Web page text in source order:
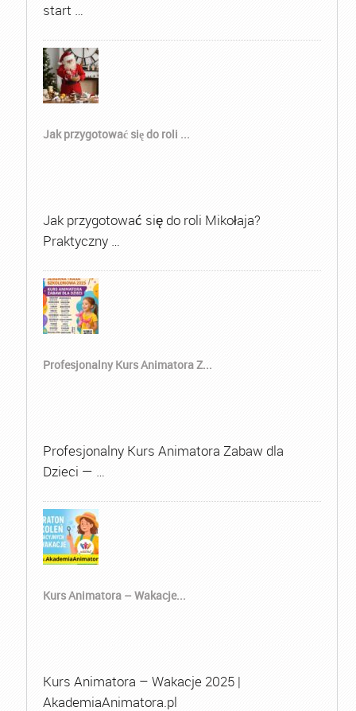
start …
Jak przygotować się do roli ...
Jak przygotować się do roli Mikołaja?
Praktyczny …
Profesjonalny Kurs Animatora Z...
Profesjonalny Kurs Animatora Zabaw dla
Dzieci — …
Kurs Animatora – Wakacje...
Kurs Animatora – Wakacje 2025 |
AkademiaAnimatora.pl